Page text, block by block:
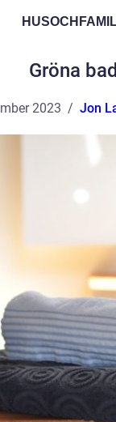
Gröna
2023 Jon